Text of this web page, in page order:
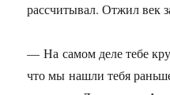
рассчитывал. Отжил век
— На самом деле тебе
что мы нашли тебя